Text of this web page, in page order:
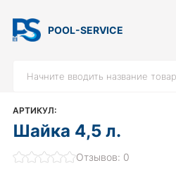
POOL-SERVICE
АРТИКУЛ:
Шайка 4,5 л.
Отзывов: 0